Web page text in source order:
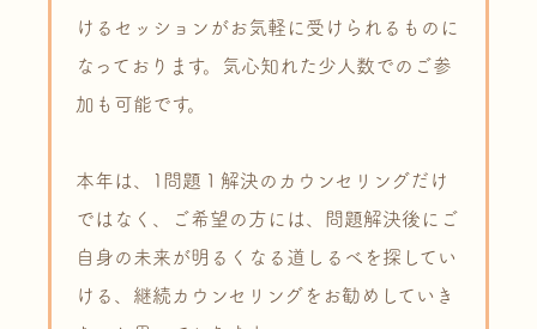
けるセッションがお気軽に受けられるものに
なっております。気心知れた少人数でのご参
加も可能です。
本年は、1問題１解決のカウンセリングだけ
ではなく、ご希望の方には、問題解決後にご
自身の未来が明るくなる道しるべを探してい
ける、継続カウンセリングをお勧めしていき